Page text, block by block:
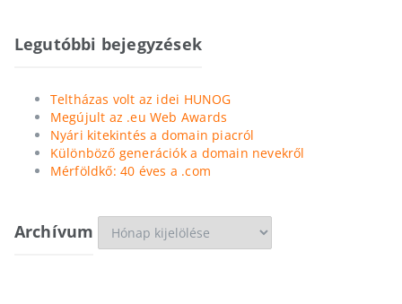
Legutóbbi bejegyzések
Teltházas volt az idei HUNOG
Megújult az .eu Web Awards
Nyári kitekintés a domain piacról
Különböző generációk a domain nevekről
Mérföldkő: 40 éves a .com
Archívum